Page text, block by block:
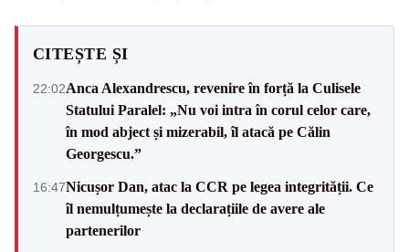
CITEȘTE ȘI
22:02Anca Alexandrescu, revenire în forță la Culisele
Statului Paralel: „Nu voi intra în corul celor care,
în mod abject și mizerabil, îl atacă pe Călin
Georgescu.”
16:47Nicușor Dan, atac la CCR pe legea integrității. Ce
îl nemulțumește la declarațiile de avere ale
partenerilor